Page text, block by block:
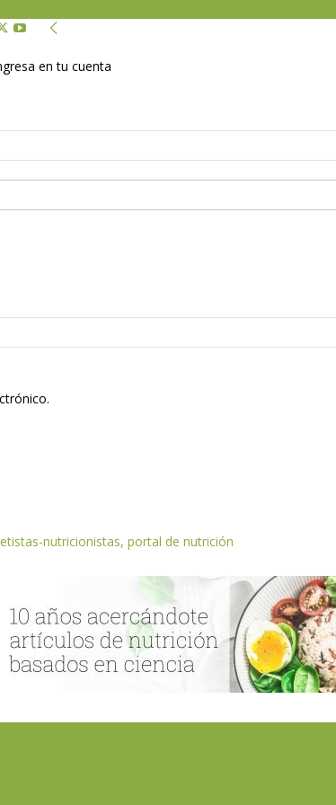
en tu cuenta
nutricionistas, portal de nutrición